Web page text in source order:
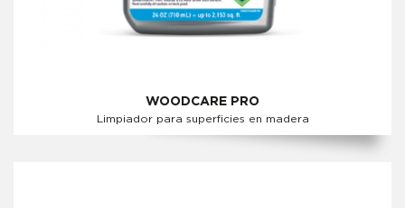
WOODCARE PRO
Limpiador para superficies en madera